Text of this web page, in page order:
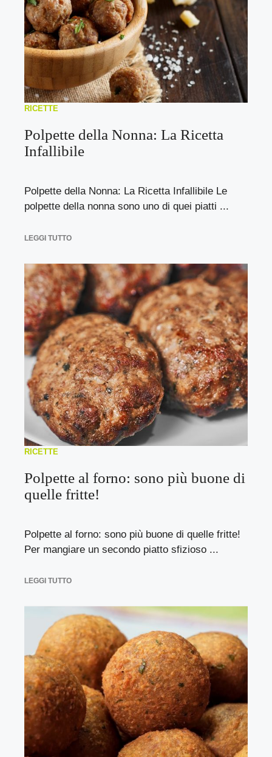
RICETTE
Polpette della Nonna: La Ricetta
Infallibile
Polpette della Nonna: La Ricetta Infallibile Le
polpette della nonna sono uno di quei piatti ...
LEGGI TUTTO
RICETTE
Polpette al forno: sono più buone di
quelle fritte!
Polpette al forno: sono più buone di quelle fritte!
Per mangiare un secondo piatto sfizioso ...
LEGGI TUTTO